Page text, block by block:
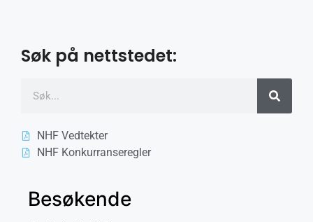
Søk på nettstedet:
NHF Vedtekter
NHF Konkurranseregler
Besøkende